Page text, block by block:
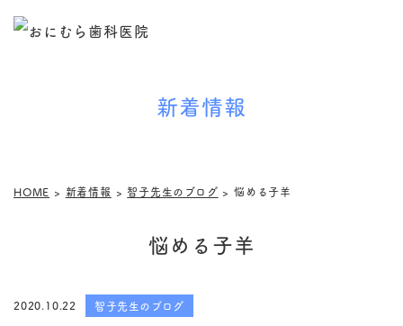
新着情報
HOME > 新着情報 > 智子先生のブログ >悩める子羊
悩める子羊
2020.10.22 智子先生のブログ